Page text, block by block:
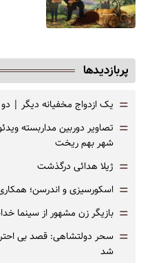
پربازدیدها
= یک ازدواج مخفیانه دیگر |
= تصاویر دوربین مداربسته
شهر بهم ریخت
= ژیلا هدائی درگذشت
= اسکورسیزی و اندرسن؛
= بازیگر زن مشهور از سینما
= سحر دولتشاهی: قصد بی
شد